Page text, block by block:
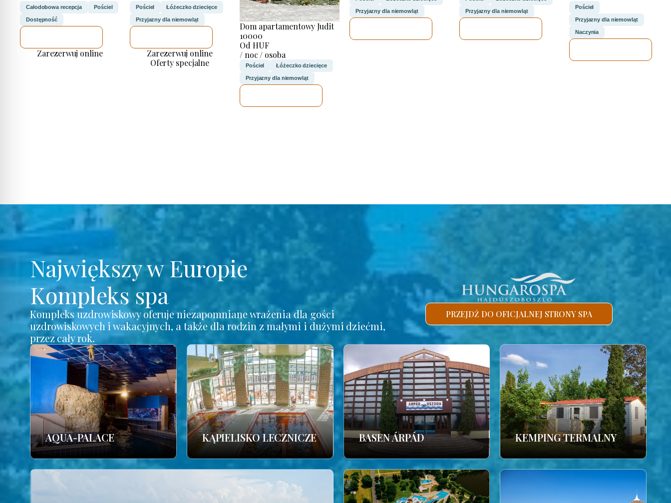
Całodobowa recepcja Pościel
Dostępność
Zarezerwuj online
Pościel Łóżeczko dziecięce
Przyjazny dla niemowląt
Zarezerwuj online
Oferty specjalne
Dom apartamentowy Judit
10000
Od HUF
/ noc / osoba
Pościel Łóżeczko dziecięce
Przyjazny dla niemowląt
Przyjazny dla niemowląt Przyjazny dla niemowląt
Pościel
Przyjazny dla niemowląt
Naczynia
Największy w Europie
Kompleks spa
Kompleks uzdrowiskowy oferuje niezapomniane wrażenia dla gości
uzdrowiskowych i wakacyjnych, a także dla rodzin z małymi i dużymi dziećmi,
przez cały rok.
PRZEJDŹ DO OFICJALNEJ STRONY SPA
AQUA-PALACE KĄPIELISKO LECZNICZE BASEN ÁRPÁD KEMPING TERMALNY